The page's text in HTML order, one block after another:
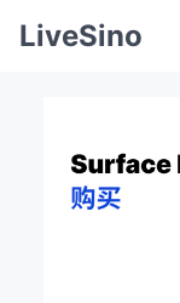
LiveSino